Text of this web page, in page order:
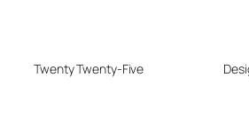
Twenty Twenty-Five